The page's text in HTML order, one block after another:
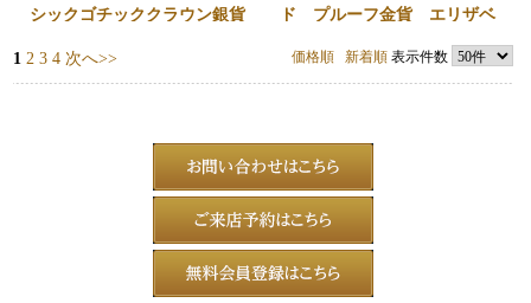
シックゴチッククラウン銀貨
モ ESC R3指定レア NGC
PF63
ド プルーフ金貨 エリザベ
ーフェクト鑑定
価格順 新着順表示件数
1 2 3 4 次へ>>